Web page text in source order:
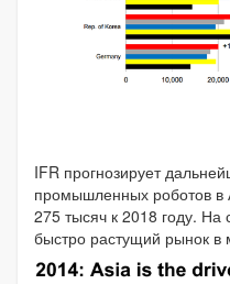
IFR прогнозирует
промышленных роботов в
275 тысяч к 2018 году.
быстро растущий рынок в